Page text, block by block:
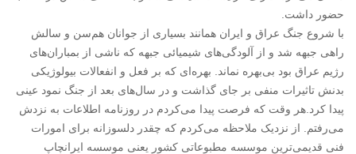
حضور داشت.
با شروع جنگ عراق و ایران همانند بسیاری از جوانان هم‌سن و سالش
راهی جبهه شد و از آلودگی‌های شیمیائی جبهه که ناشی از بمباران‌های
رژیم عراق بود بی‌بهره نماند. بهره‌ای که بر فعل و انفعالات بیولوژیکی
بدنش تاثیرات منفی بر جای گذاشت و در سال‌های بعد از جنگ نمود عینی
پیدا کرد.هر وقت که فرصت پیدا می‌کردم در روزنامه اطلاعات به نزدش
می‌رفتم. از نزدیک ملاحظه می‌کردم که چقدر دلسوزانه برای امورات
فنی قدیمی‌ترین موسسه مطبوعاتی کشور یعنی موسسه ایرانچاپ